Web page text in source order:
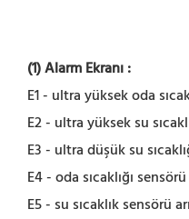
(1) Alarm Ekranı:
E1 - ultra yüksek oda
E2 - ultra yüksek su
E3 - ultra düşük su
E4 - oda sıcaklığı sensörü
E5 - su sıcaklık sensörü